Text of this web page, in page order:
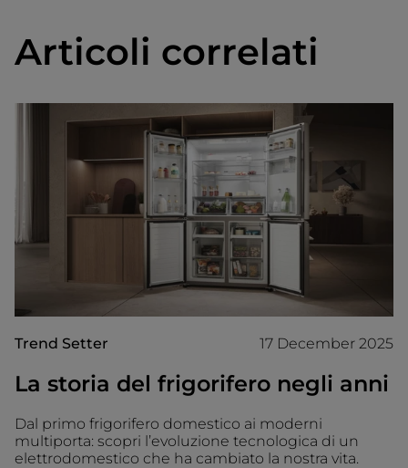
Articoli correlati
Trend Setter 17 December 2025
La storia del frigorifero negli anni
Dal primo frigorifero domestico ai moderni
multiporta: scopri l’evoluzione tecnologica di un
elettrodomestico che ha cambiato la nostra vita.